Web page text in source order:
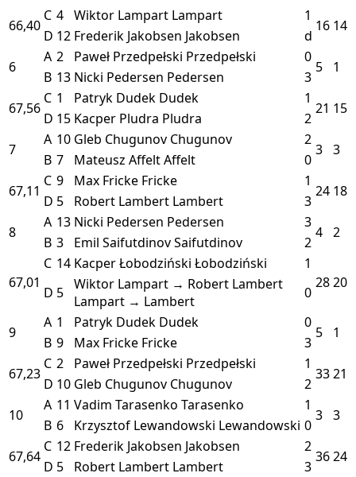
66,40
C 4 Wiktor Lampart Lampart 1
16 14
D 12 Frederik Jakobsen Jakobsen
d
6
A 2 Paweł Przedpełski Przedpełski 0
5 1
B 13 Nicki Pedersen Pedersen
3
67,56
C 1 Patryk Dudek Dudek 1
21 15
D 15 Kacper Pludra Pludra
2
7
A 10 Gleb Chugunov Chugunov 2
3 3
B 7 Mateusz AffeltAffelt
0
67,11
C 9 Max Fricke Fricke 1
24 18
D 5 Robert Lambert Lambert
3
8
A 13 Nicki Pedersen Pedersen 3
4 2
B 3 Emil SaifutdinovSaifutdinov 2
67,01
C 14 Kacper Łobodziński Łobodziński
1
2820
D 5 Wiktor Lampart → Robert Lambert
Lampart → Lambert
0
9
A 1 Patryk Dudek Dudek 0
5 1
B 9 Max Fricke Fricke
3
67,23
C 2 Paweł Przedpełski Przedpełski 1
3321
D 10 Gleb Chugunov Chugunov
2
10
A 11 Vadim Tarasenko Tarasenko 1
3 3
B 6 Krzysztof Lewandowski Lewandowski 0
67,64
C 12 Frederik Jakobsen Jakobsen 2
3624
D 5 Robert Lambert Lambert 3